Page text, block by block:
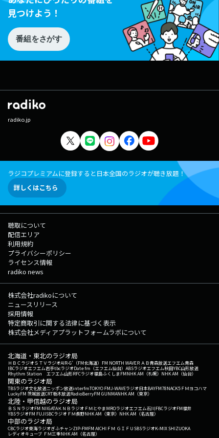
見つけよう！
番組をさがす
radiko.jp
ラジコプレミアムに登録すると日本全国のラジオが聴き放題！
詳しくはこちら
聴取について
配信エリア
利用規約
プライバシーポリシー
ライセンス情報
radiko news
株式会社radikoについて
ニュースリリース
採用情報
特定商取引に関する法律に基づく表示
株式会社メディアプラットフォームラボについて
北海道・東北のラジオ局
ＨＢＣラジオＳＴＶラジオAIR-G'（FM北海道） FM NORTH WAVEＲＡＢ青森放送エフエム青森
IBCラジオエフエム岩手tbcラジオDate fm（エフエム仙台） ABSラジオエフエム秋田YBC山形放送
Rhythm Station エフエム山形RFCラジオ福島ふくしまFMNHK AM（札幌） NHK AM（仙台）
関東のラジオ局
TBSラジオ文化放送ニッポン放送interfmTOKYO FMJ-WAVEラジオ日本BAYFM78NACK5 ＦＭヨコハマ
LuckyFM 茨城放送CRT栃木放送RadioBerryFM GUNMANHK AM（東京）
北陸・甲信越のラジオ局
ＢＳＮラジオFM NIIGATAＫＮＢラジオ ＦＭとやまMROラジオエフエム石川FBCラジオFM福井
YBSラジオFM FUJISBCラジオ ＦＭ長野NHK AM（東京） NHK AM（名古屋）
中部のラジオ局
CBCラジオ東海ラジオぎふチャンZIP-FMFM AICHI ＦＭ ＧＩＦＵ SBSラジオK-MIX SHIZUOKA
レディオキューブ ＦＭ三重NHK AM（名古屋）